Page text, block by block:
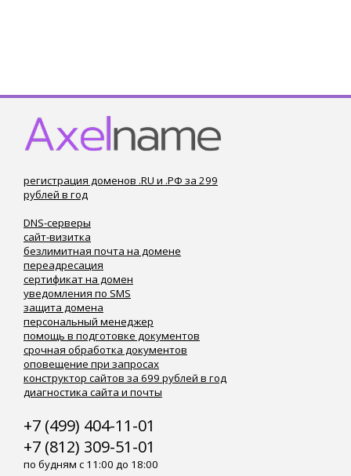
регистрация доменов .RU и .РФ за 299
рублей в год
DNS-серверы
сайт-визитка
безлимитная почта на домене
переадресация
сертификат на домен
уведомления по SMS
защита домена
персональный менеджер
помощь в подготовке документов
срочная обработка документов
оповещение при запросах
конструктор сайтов за 699 рублей в год
диагностика сайта и почты
+7 (499) 404-11-01
+7 (812) 309-51-01
по будням с 11:00 до 18:00